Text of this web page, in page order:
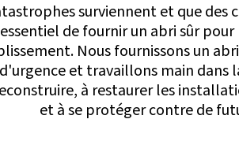
surviennent et que
de fournir un abri sûr
Nous fournissons un
et travaillons main dans
à restaurer les
et à se protéger contre de